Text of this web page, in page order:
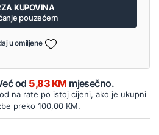
KUPOVINA
pouzećem
u omiljene
od 5,83 KM mjesečno.
na rate po istoj cijeni, ako je ukupni
preko 100,00 KM.